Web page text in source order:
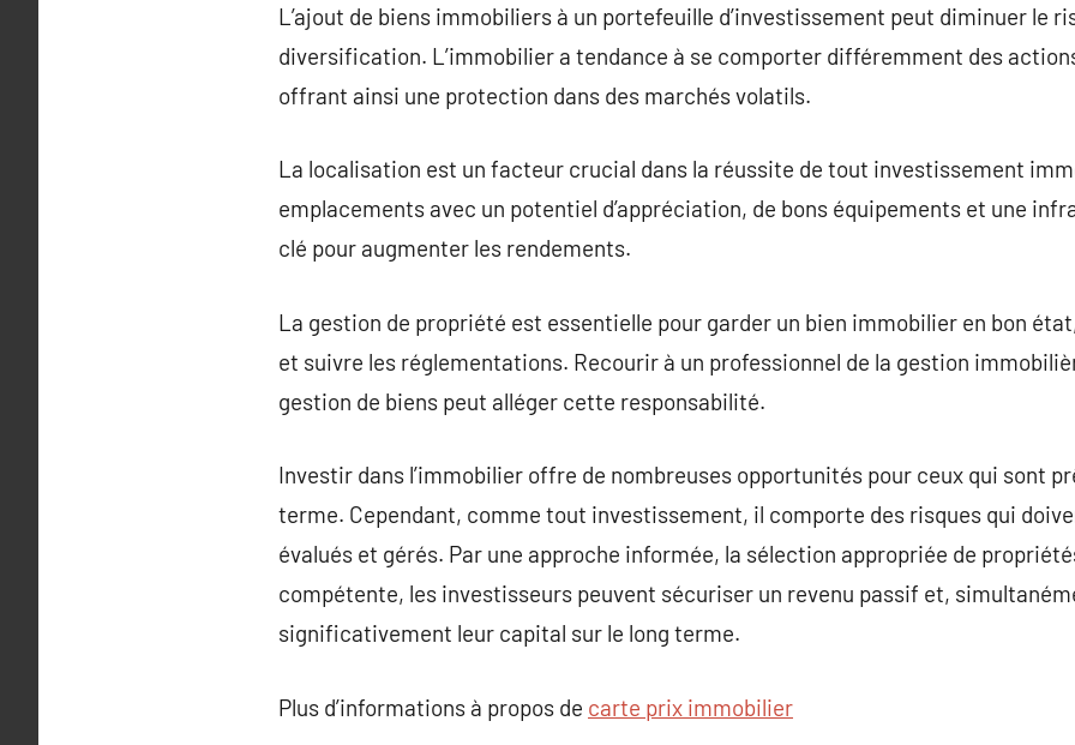
L’ajout de biens immobiliers à un portefeuille d’investissement peut diminuer le
diversification. L’immobilier a tendance à se comporter différemment des
offrant ainsi une protection dans des marchés volatils.
La localisation est un facteur crucial dans la réussite de tout investissement
emplacements avec un potentiel d’appréciation, de bons équipements et une
clé pour augmenter les rendements.
La gestion de propriété est essentielle pour garder un bien immobilier en bon
et suivre les réglementations. Recourir à un professionnel de la gestion
gestion de biens peut alléger cette responsabilité.
Investir dans l’immobilier offre de nombreuses opportunités pour ceux qui sont
terme. Cependant, comme tout investissement, il comporte des risques qui
évalués et gérés. Par une approche informée, la sélection appropriée de
compétente, les investisseurs peuvent sécuriser un revenu passif et,
significativement leur capital sur le long terme.
Plus d’informations à propos de carte prix immobilier